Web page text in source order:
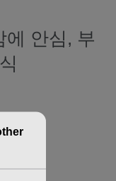
에 안심, 부